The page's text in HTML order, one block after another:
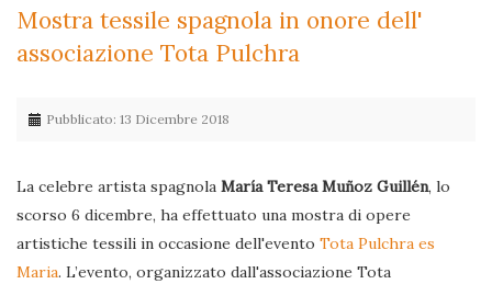
Mostra tessile spagnola in onore dell'
associazione Tota Pulchra
Pubblicato: 13 Dicembre 2018
La celebre artista spagnola María Teresa Muñoz Guillén, lo
scorso 6 dicembre, ha effettuato una mostra di opere
artistiche tessili in occasione dell'evento Tota Pulchra es
Maria. L’evento, organizzato dall'associazione Tota